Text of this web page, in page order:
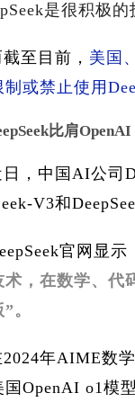
是很积极的
至目前， 美国
或禁止使用
比肩
日，中国AI公司
V3和
官网显示
术，在数学、代
。
2024年AIME数
国OpenAI o1模